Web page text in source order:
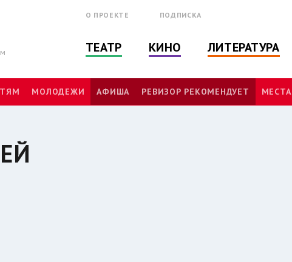
О ПРОЕКТЕ ПОДПИСКА
ТЕАТР КИНО ЛИТЕРАТУРА
МОЛОДЕЖИ АФИША РЕВИЗОР РЕКОМЕНДУЕТ МЕСТА